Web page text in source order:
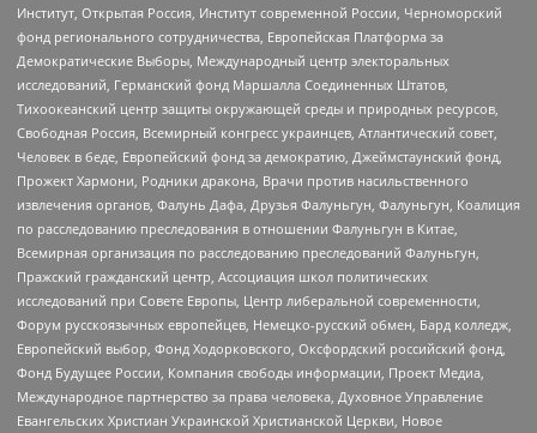
Институт, Открытая Россия, Институт современной России, Черноморский
фонд регионального сотрудничества, Европейская Платформа за
Демократические Выборы, Международный центр электоральных
исследований, Германский фонд Маршалла Соединенных Штатов,
Тихоокеанский центр защиты окружающей среды и природных ресурсов,
Свободная Россия, Всемирный конгресс украинцев, Атлантический совет,
Человек в беде, Европейский фонд за демократию, Джеймстаунский фонд,
Прожект Хармони, Родники дракона, Врачи против насильственного
извлечения органов, Фалунь Дафа, Друзья Фалуньгун, Фалуньгун, Коалиция
по расследованию преследования в отношении Фалуньгун в Китае,
Всемирная организация по расследованию преследований Фалуньгун,
Пражский гражданский центр, Ассоциация школ политических
исследований при Совете Европы, Центр либеральной современности,
Форум русскоязычных европейцев, Немецко-русский обмен, Бард колледж,
Европейский выбор, Фонд Ходорковского, Оксфордский российский фонд,
Фонд Будущее России, Компания свободы информации, Проект Медиа,
Международное партнерство за права человека, Духовное Управление
Евангельских Христиан Украинской Христианской Церкви, Новое